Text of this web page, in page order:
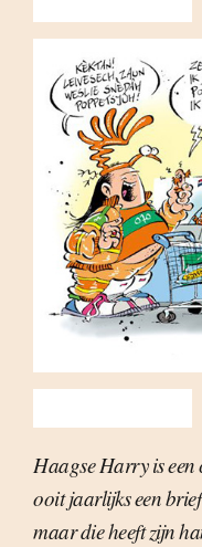
Haagse Harry is een
ooit jaarlijks een
maar die heeft zijn